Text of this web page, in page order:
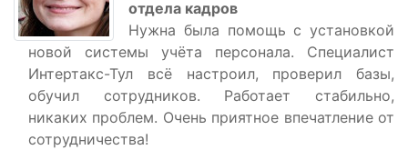
отдела кадров
Нужна была помощь с установкой
новой системы учёта персонала. Специалист
Интертакс-Тул всё настроил, проверил базы,
обучил сотрудников. Работает стабильно,
никаких проблем. Очень приятное впечатление от
сотрудничества!